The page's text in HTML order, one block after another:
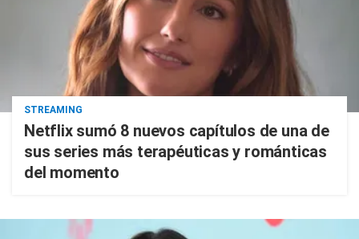
STREAMING
Netflix sumó 8 nuevos capítulos de una de
sus series más terapéuticas y románticas
del momento